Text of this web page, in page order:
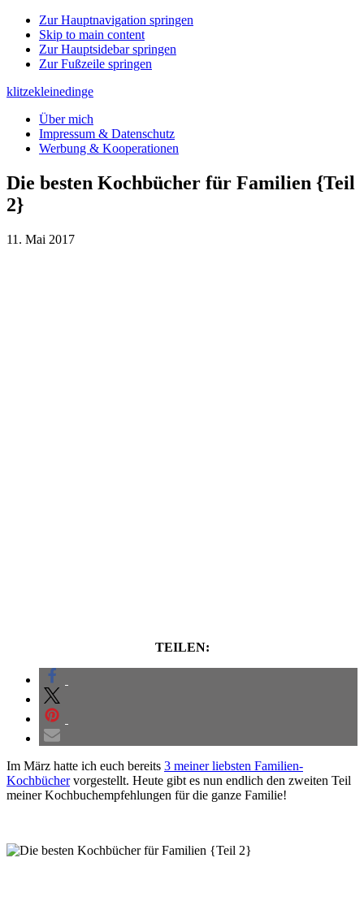
Zur Hauptnavigation springen
Skip to main content
Zur Hauptsidebar springen
Zur Fußzeile springen
klitzekleinedinge
Über mich
Impressum & Datenschutz
Werbung & Kooperationen
Die besten Kochbücher für Familien {Teil
2}
11. Mai 2017
TEILEN:
Im März hatte ich euch bereits 3 meiner liebsten Familien-
Kochbüchervorgestellt. Heute gibt es nun endlich den zweiten Teil
meiner Kochbuchempfehlungen für die ganze Familie!